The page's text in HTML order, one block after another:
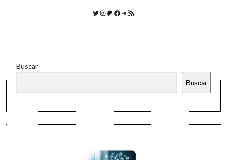
Twitter
Instagram
Patreon
Facebook
Telegram
Feed RSS
Buscar
Buscar